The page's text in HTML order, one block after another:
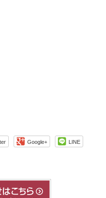
Google+ LINE